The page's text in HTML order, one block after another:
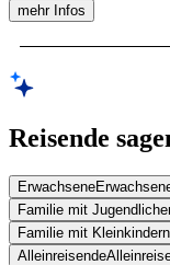
mehr Infos
Reisende
Erwachsene
Familie mit
Familie mit Kleinkindern
Alleinreisende